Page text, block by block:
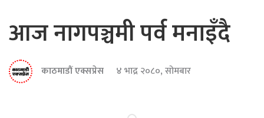
आज नागपञ्चमी पर्व मनाइँदै
काठमाडौं एक्सप्रेस ४ भाद्र २०८०, सोमबार